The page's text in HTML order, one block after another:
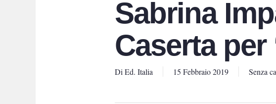
Sabrina
Caserta per
Di Ed. Italia 15 Febbraio 2019 Senza